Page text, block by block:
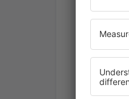
Poland,